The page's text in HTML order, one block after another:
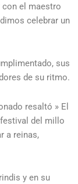
con el maestro
celebrar un
sus
de su ritmo.
resaltó » El
del millo
a reinas,
y en su